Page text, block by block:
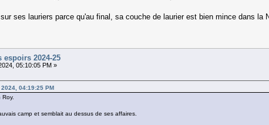
sur ses lauriers parce qu'au final, sa couche de laurier est bien mince dans la
espoirs 2024-25
05:10:05 PM »
04:19:25 PM
camp et semblait au dessus de ses affaires.